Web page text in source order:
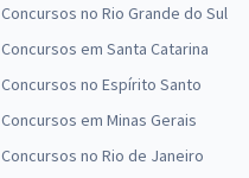
Concursos no Rio Grande do Sul
Concursos em Santa Catarina
Concursos no Espírito Santo
Concursos em Minas Gerais
Concursos no Rio de Janeiro